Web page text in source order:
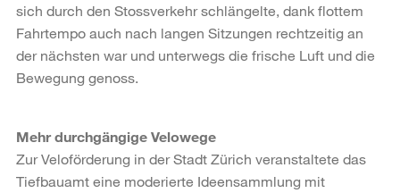
sich durch den Stossverkehr schlängelte, dank flottem
Fahrtempo auch nach langen Sitzungen rechtzeitig an
der nächsten war und unterwegs die frische Luft und die
Bewegung genoss.
Mehr durchgängige Velowege
Zur Veloförderung in der Stadt Zürich veranstaltete das
Tiefbauamt eine moderierte Ideensammlung mit